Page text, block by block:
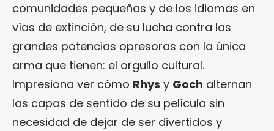
comunidades pequeñas y de los idiomas en
vías de extinción, de su lucha contra las
grandes potencias opresoras con la única
arma que tienen: el orgullo cultural.
Impresiona ver cómo Rhys y Goch alternan
las capas de sentido de su película sin
necesidad de dejar de ser divertidos y